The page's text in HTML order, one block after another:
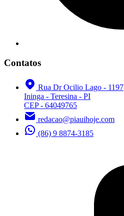
Contatos
Rua Dr Ocilio Lago - 1197
Ininga - Teresina - PI
CEP - 64049765
redacao@piauihoje.com
(86) 9 8874-3185